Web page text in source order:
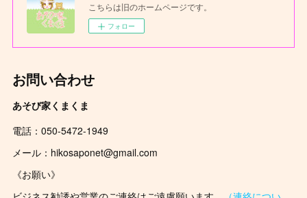
こちらは旧のホームページです。
フォロー
お問い合わせ
あそび家くまくま
電話：050-5472-1949
メール：hikosaponet@gmail.com
《お願い》